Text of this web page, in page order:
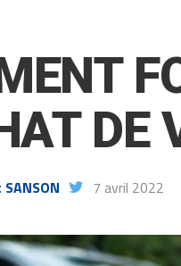
DE
7 avril 2022